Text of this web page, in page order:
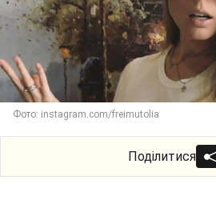
Фото: instagram.com/freimutolia
Поділитися